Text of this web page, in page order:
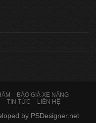
BÁO GIÁ XE NÂNG
TIN TỨC LIÊN HỆ
by PSDesigner.net